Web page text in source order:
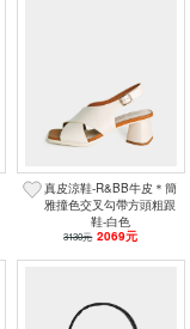
真皮涼鞋-R&BB牛皮＊簡
雅撞色交叉勾帶方頭粗跟
鞋-白色
3130元 2069元